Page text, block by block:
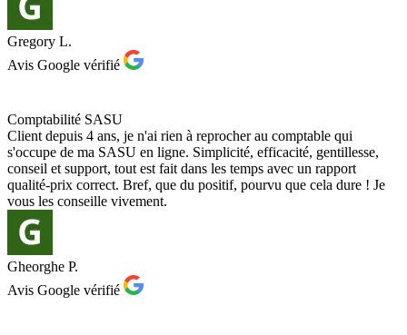
Gregory L.
Avis Google vérifié
Comptabilité SASU
Client depuis 4 ans, je n'ai rien à reprocher au comptable qui
s'occupe de ma SASU en ligne. Simplicité, efficacité, gentillesse,
conseil et support, tout est fait dans les temps avec un rapport
qualité-prix correct. Bref, que du positif, pourvu que cela dure ! Je
vous les conseille vivement.
Gheorghe P.
Avis Google vérifié